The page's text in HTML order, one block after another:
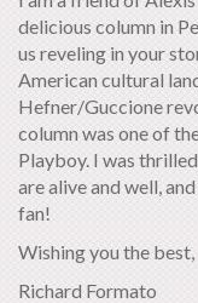
delicious column in
us reveling in your
American cultural
Hefner/Guccione
column was one of
Playboy. I was
are alive and well,
fan!
Wishing you the best,
Richard Formato